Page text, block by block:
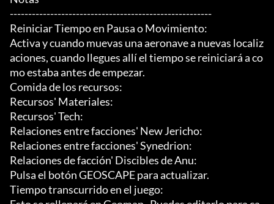
-------------------------------------------------------
Reiniciar Tiempo en Pausa o Movimiento:
Activa y cuando muevas una aeronave a nuevas localiz
aciones, cuando llegues allí el tiempo se reiniciará a co
mo estaba antes de empezar.
Comida de los recursos:
Recursos' Materiales:
Recursos' Tech:
Relaciones entre facciones' New Jericho:
Relaciones entre facciones' Synedrion:
Relaciones de facción' Discibles de Anu:
Pulsa el botón GEOSCAPE para actualizar.
Tiempo transcurrido en el juego: